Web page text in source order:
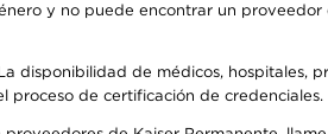
y no puede encontrar un
disponibilidad de médicos, hospitales,
proceso de certificación de credenciales.